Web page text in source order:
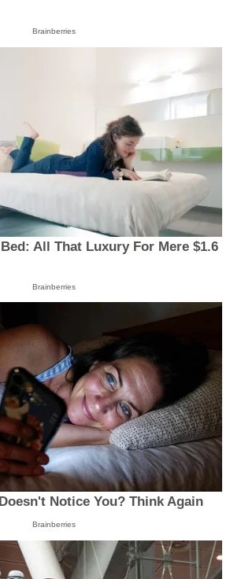
Brainberries
All That Luxury For Mere $1.6
Brainberries
Notice You? Think Again
Brainberries